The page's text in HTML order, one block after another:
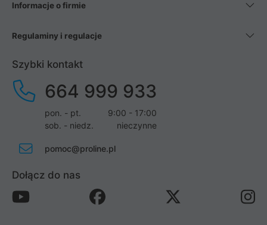
Informacje o firmie
Regulaminy i regulacje
Szybki kontakt
664 999 933
pon. - pt.
9:00 - 17:00
sob. - niedz.
nieczynne
pomoc@proline.pl
Dołącz do nas